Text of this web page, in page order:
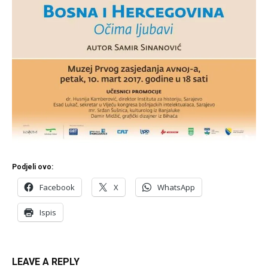
Podjeli ovo:
Facebook X WhatsApp
Ispis
LEAVE A REPLY